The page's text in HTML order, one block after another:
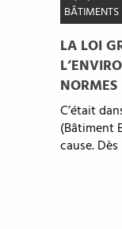
LA LOI
NORMES
C’était
(Bâtiment
cause.